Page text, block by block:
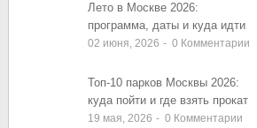
Лето в Москве 2026:
программа, даты и куда идти
02 июня, 2026 - 0 Комментарии
Топ-10 парков Москвы 2026:
куда пойти и где взять прокат
19 мая, 2026 - 0 Комментарии